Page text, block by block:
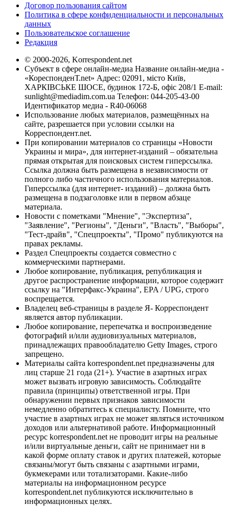
Договор пользования сайтом
Политика в сфере конфиденциальности и персональных
данных
Пользовательское соглашение
Редакция
© 2000-2026, Korrespondent.net
Субъект в сфере онлайн-медиа Название онлайн-медиа -
«КореспонденТ.net» Адрес: 02091, місто Київ,
ХАРКІВСЬКЕ ШОСЕ, будинок 172-Б, офіс 208/1 E-mail:
sunlight@mediadim.com.ua Телефон: 044-205-43-00
Идентификатор медиа - R40-06068
Использование любых материалов, размещённых на
сайте, разрешается при условии ссылки на
Корреспондент.net.
При копировании материалов со страницы «Новости
Украины и мира», для интернет-изданий – обязательна
прямая открытая для поисковых систем гиперссылка.
Ссылка должна быть размещена в независимости от
полного либо частичного использования материалов.
Гиперссылка (для интернет- изданий) – должна быть
размещена в подзаголовке или в первом абзаце
материала.
Новости с пометками "Мнение", "Экспертиза",
"Заявление", "Регионы", "Деньги", "Власть", "Выборы",
"Тест-драйв", "Спецпроекты", "Промо" публикуются на
правах рекламы.
Раздел Спецпроекты создается совместно с
коммерческими партнерами.
Любое копирование, публикация, републикация и
другое распространение информации, которое содержит
ссылку на "Интерфакс-Украина", EPA / UPG, строго
воспрещается.
Владелец веб-страницы в разделе Я- Корреспондент
является автор публикации.
Любое копирование, перепечатка и воспроизведение
фотографий и/или аудиовизуальных материалов,
принадлежащих правообладателю Getty Images, строго
запрещено.
Материалы сайта korrespondent.net предназначены для
лиц старше 21 года (21+). Участие в азартных играх
может вызвать игровую зависимость. Соблюдайте
правила (принципы) ответственной игры. При
обнаружении первых признаков зависимости
немедленно обратитесь к специалисту. Помните, что
участие в азартных играх не может являться источником
доходов или альтернативой работе. Информационный
ресурс korrespondent.net не проводит игры на реальные
и/или виртуальные деньги, сайт не принимает ни в
какой форме оплату ставок и других платежей, которые
связаны/могут быть связаны с азартными играми,
букмекерами или тотализаторами. Какие-либо
материалы на информационном ресурсе
korrespondent.net публикуются исключительно в
информационных целях.